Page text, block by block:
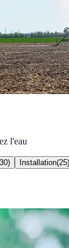
l'eau
30) Installation(25)